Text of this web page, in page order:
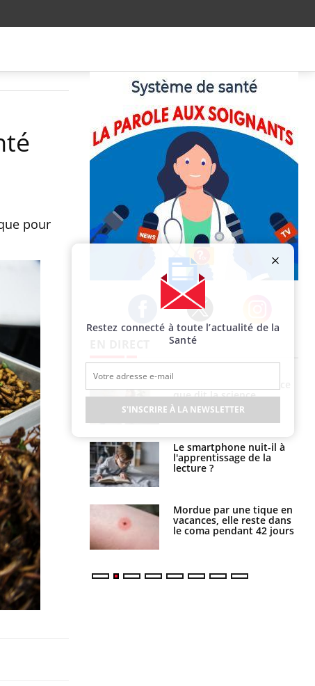
pour
Facebook Twitter Instagram
:
le risque de
t-il ?
pourrait-il
propagation du
manger moins
pourrait
être bénéfique
que dit la science
Le smartphone nuit-il à
l'apprentissage de la
lecture ?
Mordue par une tique en
vacances, elle reste dans
le coma pendant 42 jours
Restez connecté à toute l’actualité de la
Santé
S'INSCRIRE À LA NEWSLETTER